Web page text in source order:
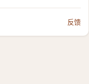
反馈